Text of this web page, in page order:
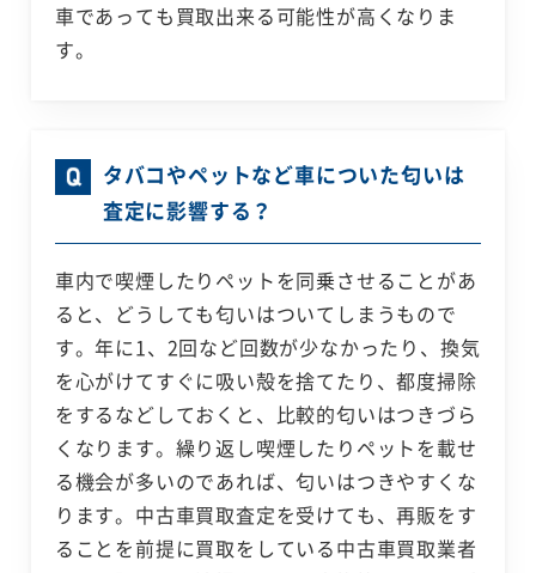
車であっても買取出来る可能性が高くなりま
す。
タバコやペットなど車についた匂いは
査定に影響する？
車内で喫煙したりペットを同乗させることがあ
ると、どうしても匂いはついてしまうもので
す。年に1、2回など回数が少なかったり、換気
を心がけてすぐに吸い殻を捨てたり、都度掃除
をするなどしておくと、比較的匂いはつきづら
くなります。繰り返し喫煙したりペットを載せ
る機会が多いのであれば、匂いはつきやすくな
ります。中古車買取査定を受けても、再販をす
ることを前提に買取をしている中古車買取業者